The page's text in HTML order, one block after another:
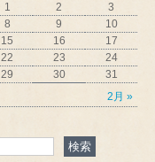
2月 »
1 2
3
8 9
10
15 16
17
22 23
24
29 30 31